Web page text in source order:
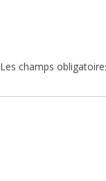
Les champs